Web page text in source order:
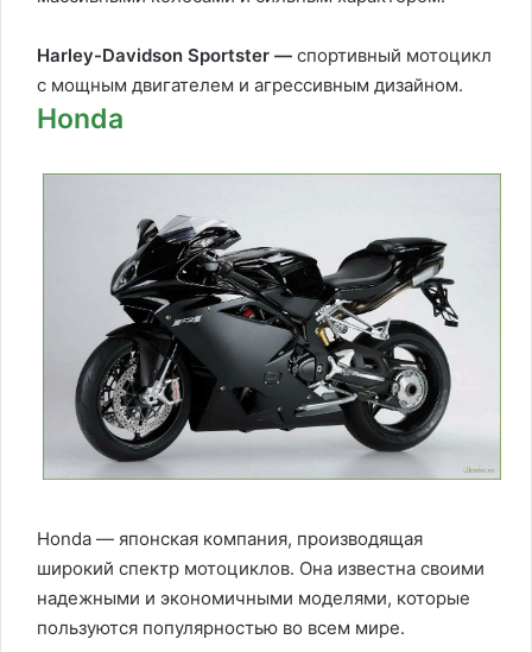
Harley-Davidson Sportster — спортивный мотоцикл
с мощным двигателем и агрессивным дизайном.
Honda
Honda — японская компания, производящая
широкий спектр мотоциклов. Она известна своими
надежными и экономичными моделями, которые
пользуются популярностью во всем мире.